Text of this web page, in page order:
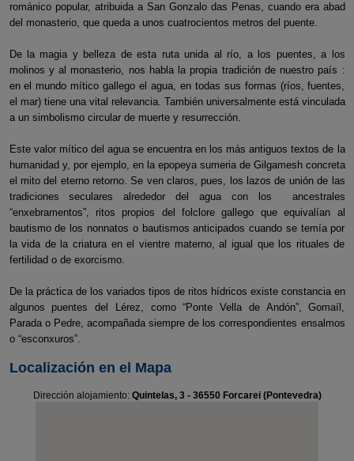
románico popular, atribuida a San Gonzalo das Penas, cuando era abad
del monasterio, que queda a unos cuatrocientos metros del puente.
De la magia y belleza de esta ruta unida al río, a los puentes, a los
molinos y al monasterio, nos habla la propia tradición de nuestro país :
en el mundo mítico gallego el agua, en todas sus formas (ríos, fuentes,
el mar) tiene una vital relevancia. También universalmente está vinculada
a un simbolismo circular de muerte y resurrección.
Este valor mítico del agua se encuentra en los más antiguos textos de la
humanidad y, por ejemplo, en la epopeya sumeria de Gilgamesh concreta
el mito del eterno retorno. Se ven claros, pues, los lazos de unión de las
tradiciones seculares alrededor del agua con los ancestrales
“enxebramentos”, ritos propios del folclore gallego que equivalían al
bautismo de los nonnatos o bautismos anticipados cuando se temía por
la vida de la criatura en el vientre materno, al igual que los rituales de
fertilidad o de exorcismo.
De la práctica de los variados tipos de ritos hídricos existe constancia en
algunos puentes del Lérez, como “Ponte Vella de Andón”, Gomaíl,
Parada o Pedre, acompañada siempre de los correspondientes ensalmos
o “esconxuros”.
Localización en el Mapa
Dirección alojamiento: Quintelas, 3 - 36550 Forcarei (Pontevedra)